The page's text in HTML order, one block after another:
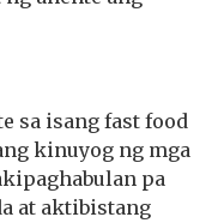
sa isang fast food
kinuyog ng mga
pa
at aktibistang